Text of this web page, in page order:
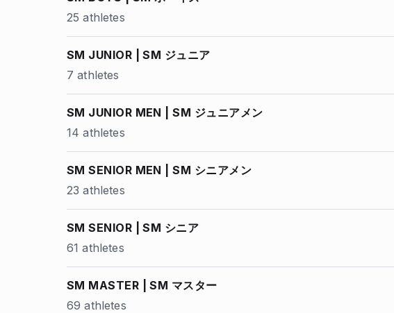
25 athletes
SM JUNIOR | SM ジュニア
7 athletes
SM JUNIOR MEN | SM ジュニアメン
14 athletes
SM SENIOR MEN | SM シニアメン
23 athletes
SM SENIOR | SM シニア
61 athletes
SM MASTER | SM マスター
69 athletes